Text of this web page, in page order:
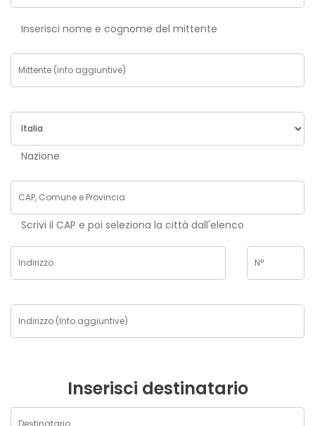
Inserisci nome e cognome del mittente
Nazione
Scrivi il CAP e poi seleziona la città dall'elenco
Inserisci destinatario